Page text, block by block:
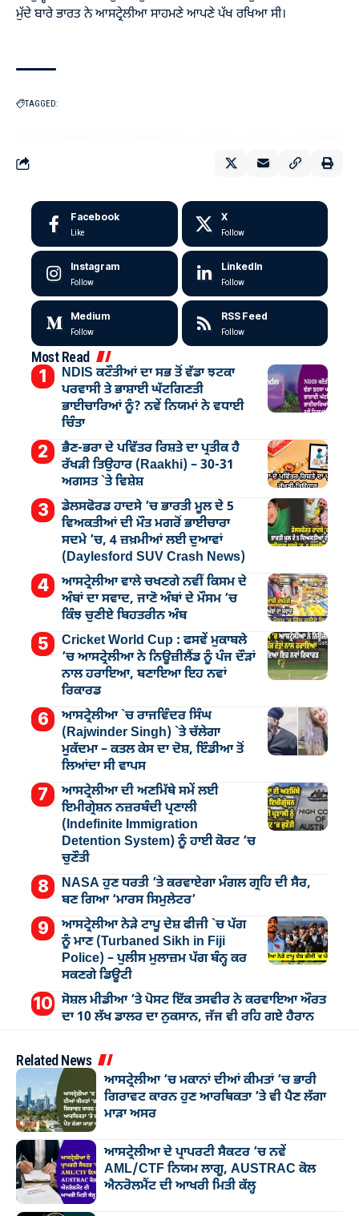
ਮੁੱਦੇ ਬਾਰੇ ਭਾਰਤ ਨੇ ਆਸਟ੍ਰੇਲੀਆ ਸਾਹਮਣੇ ਆਪਣੇ ਪੱਖ ਰਖਿਆ ਸੀ।
TAGGED:
Facebook
Like
X
Follow
Instagram
Follow
LinkedIn
Follow
Medium
Follow
RSS Feed
Follow
Most Read
NDIS ਕਟੌਤੀਆਂ ਦਾ ਸਭ ਤੋਂ ਵੱਡਾ ਝਟਕਾ
ਪਰਵਾਸੀ ਤੇ ਭਾਸ਼ਾਈ ਘੱਟਗਿਣਤੀ
ਭਾਈਚਾਰਿਆਂ ਨੂੰ? ਨਵੇਂ ਨਿਯਮਾਂ ਨੇ ਵਧਾਈ
ਚਿੰਤਾ
ਭੈਣ-ਭਰਾ ਦੇ ਪਵਿੱਤਰ ਰਿਸ਼ਤੇ ਦਾ ਪ੍ਰਤੀਕ ਹੈ
ਰੱਖੜੀ ਤਿਉਹਾਰ (Raakhi) – 30-31
ਅਗਸਤ `ਤੇ ਵਿਸ਼ੇਸ਼
ਡੇਲਸਫੋਰਡ ਹਾਦਸੇ ’ਚ ਭਾਰਤੀ ਮੂਲ ਦੇ 5
ਵਿਅਕਤੀਆਂ ਦੀ ਮੌਤ ਮਗਰੋਂ ਭਾਈਚਾਰਾ
ਸਦਮੇ ’ਚ, 4 ਜ਼ਖ਼ਮੀਆਂ ਲਈ ਦੁਆਵਾਂ
(Daylesford SUV Crash News)
ਆਸਟ੍ਰੇਲੀਆ ਵਾਲੇ ਚਖਣਗੇ ਨਵੀਂ ਕਿਸਮ ਦੇ
ਅੰਬਾਂ ਦਾ ਸਵਾਦ, ਜਾਣੋ ਅੰਬਾਂ ਦੇ ਮੌਸਮ ’ਚ
ਕਿੰਝ ਚੁਣੀਏ ਬਿਹਤਰੀਨ ਅੰਬ
Cricket World Cup : ਫਸਵੇਂ ਮੁਕਾਬਲੇ
’ਚ ਆਸਟ੍ਰੇਲੀਆ ਨੇ ਨਿਊਜ਼ੀਲੈਂਡ ਨੂੰ ਪੰਜ ਦੌੜਾਂ
ਨਾਲ ਹਰਾਇਆ, ਬਣਾਇਆ ਇਹ ਨਵਾਂ
ਰਿਕਾਰਡ
ਆਸਟ੍ਰੇਲੀਆ `ਚ ਰਾਜਵਿੰਦਰ ਸਿੰਘ
(Rajwinder Singh) `ਤੇ ਚੱਲੇਗਾ
ਮੁੁਕੱਦਮਾ – ਕਤਲ ਕੇਸ ਦਾ ਦੋਸ਼, ਇੰਡੀਆ ਤੋਂ
ਲਿਆਂਦਾ ਸੀ ਵਾਪਸ
ਆਸਟ੍ਰੇਲੀਆ ਦੀ ਅਣਮਿੱਥੇ ਸਮੇਂ ਲਈ
ਇਮੀਗ੍ਰੇਸ਼ਨ ਨਜ਼ਰਬੰਦੀ ਪ੍ਰਣਾਲੀ
(Indefinite Immigration
Detention System) ਨੂੰ ਹਾਈ ਕੋਰਟ ’ਚ
ਚੁਣੌਤੀ
NASA ਹੁਣ ਧਰਤੀ ’ਤੇ ਕਰਵਾਏਗਾ ਮੰਗਲ ਗ੍ਰਹਿ ਦੀ ਸੈਰ,
ਬਣ ਗਿਆ ‘ਮਾਰਸ ਸਿਮੁਲੇਟਰ’
ਆਸਟ੍ਰੇਲੀਆ ਨੇੜੇ ਟਾਪੂ ਦੇਸ਼ ਫੀਜੀ `ਚ ਪੱਗ
ਨੂੰ ਮਾਣ (Turbaned Sikh in Fiji
Police) – ਪੁਲੀਸ ਮੁਲਾਜ਼ਮ ਪੱਗ ਬੰਨ੍ਹ ਕਰ
ਸਕਣਗੇ ਡਿਊਟੀ
ਸੋਸ਼ਲ ਮੀਡੀਆ ’ਤੇ ਪੋਸਟ ਇੱਕ ਤਸਵੀਰ ਨੇ ਕਰਵਾਇਆ ਔਰਤ
ਦਾ 10 ਲੱਖ ਡਾਲਰ ਦਾ ਨੁਕਸਾਨ, ਜੱਜ ਵੀ ਰਹਿ ਗਏ ਹੈਰਾਨ
Related News
ਆਸਟ੍ਰੇਲੀਆ ’ਚ ਮਕਾਨਾਂ ਦੀਆਂ ਕੀਮਤਾਂ ’ਚ ਭਾਰੀ
ਗਿਰਾਵਟ ਕਾਰਨ ਹੁਣ ਆਰਥਿਕਤਾ ’ਤੇ ਵੀ ਪੈਣ ਲੱਗਾ
ਮਾੜਾ ਅਸਰ
ਆਸਟ੍ਰੇਲੀਆ ਦੇ ਪ੍ਰਾਪਰਟੀ ਸੈਕਟਰ ’ਚ ਨਵੇਂ
AML/CTF ਨਿਯਮ ਲਾਗੂ, AUSTRAC ਕੋਲ
ਐਨਰੋਲਮੈਂਟ ਦੀ ਆਖਰੀ ਮਿਤੀ ਕੱਲ੍ਹ